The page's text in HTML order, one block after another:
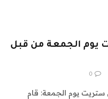
يوم الجمعة من قبل
0
ستريت يوم الجمعة: قام